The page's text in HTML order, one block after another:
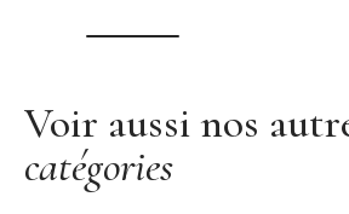
Voir aussi nos
catégories